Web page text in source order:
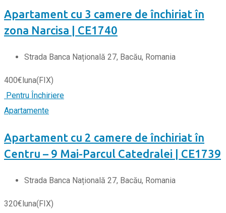
Apartament cu 3 camere de închiriat în
zona Narcisa | CE1740
Strada Banca Națională 27, Bacău, Romania
400€luna(FIX)
Pentru Închiriere
Apartamente
Apartament cu 2 camere de închiriat în
Centru – 9 Mai-Parcul Catedralei | CE1739
Strada Banca Națională 27, Bacău, Romania
320€luna(FIX)